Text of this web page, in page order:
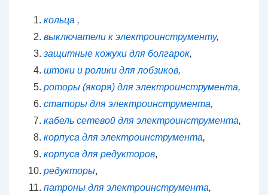
кольца ,
выключатели к электроинструменту,
защитные кожухи для болгарок,
штоки и ролики для лобзиков,
роторы (якоря) для электроинструмента,
статоры для электроинструмента,
кабель сетевой для электроинструмента,
корпуса для электроинструмента,
корпуса для редукторов,
редукторы,
патроны для электроинструмента,